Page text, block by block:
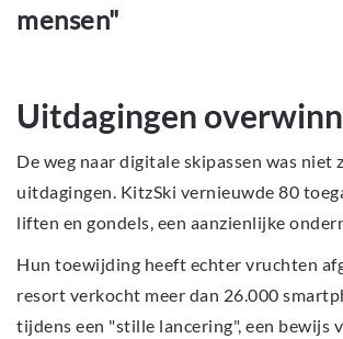
mensen"
Uitdagingen
De weg naar digitale skipassen was niet
uitdagingen. KitzSki vernieuwde 80
liften en gondels, een aanzienlijke
Hun toewijding heeft echter vruchten
resort verkocht meer dan 26.000
tijdens een "stille lancering", een bewijs